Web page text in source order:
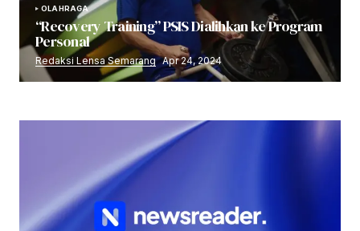
OLAHRAGA
“Recovery Training” PSIS Dialihkan ke Program
Personal
Redaksi Lensa Semarang Apr 24, 2024